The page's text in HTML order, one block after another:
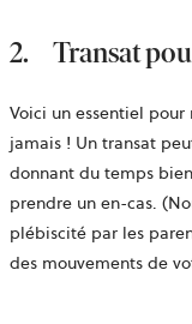
2. Transat
Voici un essentiel
jamais ! Un transat
donnant du temps
prendre un en-cas.
plébiscité par les
des mouvements de